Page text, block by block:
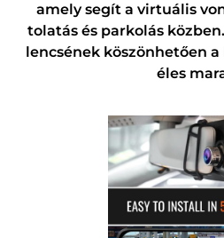
amely segít a virtuális
tolatás és parkolás
lencsének köszönhetően
éles